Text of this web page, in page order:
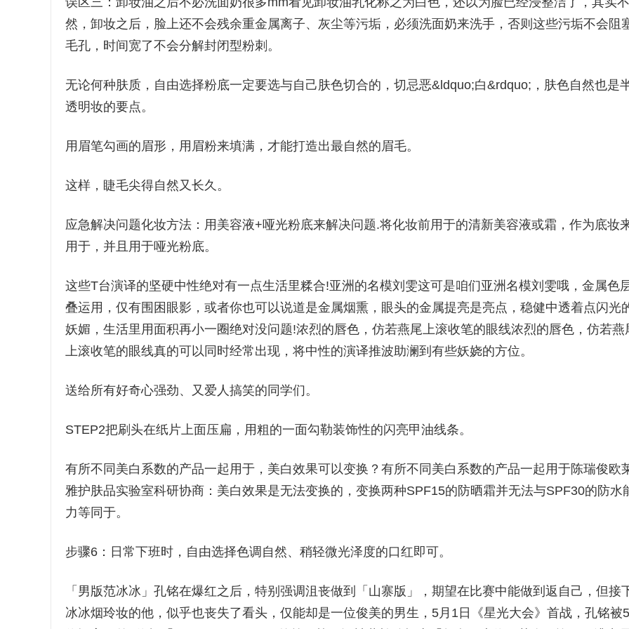
然，卸妆之后，脸上还不会残余重金属离子、灰尘等污垢，必须洗面奶来洗手，否则这些污垢不会阻
毛孔，时间宽了不会分解封闭型粉刺。
无论何种肤质，自由选择粉底一定要选与自己肤色切合的，切忌恶&ldquo;白&rdquo;，肤色自然也是
透明妆的要点。
用眉笔勾画的眉形，用眉粉来填满，才能打造出最自然的眉毛。
这样，睫毛尖得自然又长久。
应急解决问题化妆方法：用美容液+哑光粉底来解决问题.将化妆前用于的清新美容液或霜，作为底妆
用于，并且用于哑光粉底。
这些T台演译的坚硬中性绝对有一点生活里糅合!亚洲的名模刘雯这可是咱们亚洲名模刘雯哦，金属色
叠运用，仅有围困眼影，或者你也可以说道是金属烟熏，眼头的金属提亮是亮点，稳健中透着点闪光
妖媚，生活里用面积再小一圈绝对没问题!浓烈的唇色，仿若燕尾上滚收笔的眼线浓烈的唇色，仿若燕
上滚收笔的眼线真的可以同时经常出现，将中性的演译推波助澜到有些妖娆的方位。
送给所有好奇心强劲、又爱人搞笑的同学们。
STEP2把刷头在纸片上面压扁，用粗的一面勾勒装饰性的闪亮甲油线条。
有所不同美白系数的产品一起用于，美白效果可以变换？有所不同美白系数的产品一起用于陈瑞俊欧
雅护肤品实验室科研协商：美白效果是无法变换的，变换两种SPF15的防晒霜并无法与SPF30的防水
力等同于。
步骤6：日常下班时，自由选择色调自然、稍轻微光泽度的口红即可。
「男版范冰冰」孔铭在爆红之后，特别强调沮丧做到「山寨版」，期望在比赛中能做到返自己，但接
冰冰烟玲妆的他，似乎也丧失了看头，仅能却是一位俊美的男生，5月1日《星光大会》首战，孔铭被5